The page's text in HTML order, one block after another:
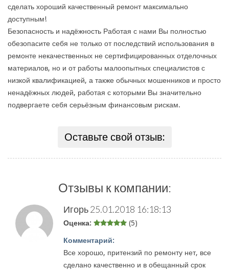
сделать хороший качественный ремонт максимально
доступным!
Безопасность и надёжность Работая с нами Вы полностью
обезопасите себя не только от последствий использования в
ремонте некачественных не сертифицированных отделочных
материалов, но и от работы малоопытных специалистов с
низкой квалификацией, а также обычных мошенников и просто
ненадёжных людей, работая с которыми Вы значительно
подвергаете себя серьёзным финансовым рискам.
Оставьте свой отзыв:
Отзывы к компании:
Игорь25.01.2018 16:18:13
Оценка: (5)
Комментарий:
Все хорошо, притензий по ремонту нет, все
сделано качественно и в обещанный срок